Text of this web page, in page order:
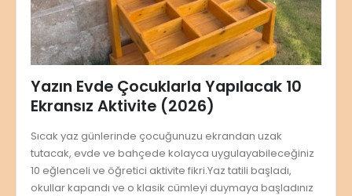
Yazın Evde Çocuklarla Yapılacak 10
Ekransız Aktivite (2026)
Sıcak yaz günlerinde çocuğunuzu ekrandan uzak
tutacak, evde ve bahçede kolayca uygulayabileceğiniz
10 eğlenceli ve öğretici aktivite fikri.Yaz tatili başladı,
okullar kapandı ve o klasik cümleyi duymaya başladınız